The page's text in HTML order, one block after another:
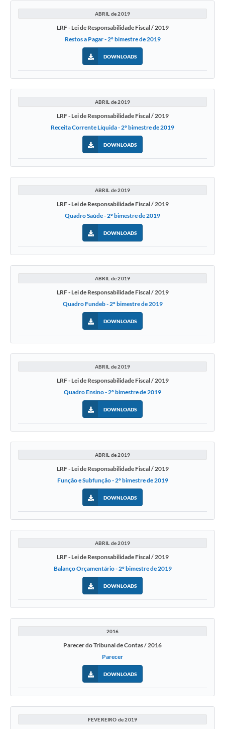
ABRIL de 2019
LRF - Lei de Responsabilidade Fiscal / 2019
Restos a Pagar - 2º bimestre de 2019
DOWNLOADS
ABRIL de 2019
LRF - Lei de Responsabilidade Fiscal / 2019
Receita Corrente Líquida - 2º bimestre de 2019
DOWNLOADS
ABRIL de 2019
LRF - Lei de Responsabilidade Fiscal / 2019
Quadro Saúde - 2º bimestre de 2019
DOWNLOADS
ABRIL de 2019
LRF - Lei de Responsabilidade Fiscal / 2019
Quadro Fundeb - 2º bimestre de 2019
DOWNLOADS
ABRIL de 2019
LRF - Lei de Responsabilidade Fiscal / 2019
Quadro Ensino - 2º bimestre de 2019
DOWNLOADS
ABRIL de 2019
LRF - Lei de Responsabilidade Fiscal / 2019
Função e Subfunção - 2º bimestre de 2019
DOWNLOADS
ABRIL de 2019
LRF - Lei de Responsabilidade Fiscal / 2019
Balanço Orçamentário - 2º bimestre de 2019
DOWNLOADS
2016
Parecer do Tribunal de Contas / 2016
Parecer
DOWNLOADS
FEVEREIRO de 2019